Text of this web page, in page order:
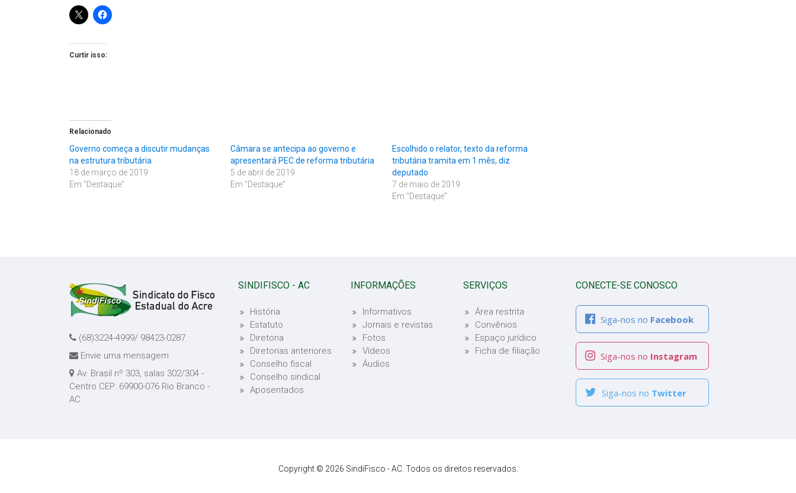
Curtir isso:
Relacionado
Governo começa a discutir mudanças
na estrutura tributária
18 de março de 2019
Em "Destaque"
Câmara se antecipa ao governo e
apresentará PEC de reforma tributária
5 de abril de 2019
Em "Destaque"
Escolhido o relator, texto da reforma
tributária tramita em 1 mês, diz
deputado
7 de maio de 2019
Em "Destaque"
(68)3224-4999/ 98423-0287
Envie uma mensagem
Av. Brasil nº 303, salas 302/304 -
Centro CEP: 69900-076 Rio Branco -
AC
SINDIFISCO - AC
História
Estatuto
Diretoria
Diretorias anteriores
Conselho fiscal
Conselho sindical
Aposentados
INFORMAÇÕES
Informativos
Jornais e revistas
Fotos
Vídeos
Áudios
SERVIÇOS
Área restrita
Convênios
Espaço jurídico
Ficha de filiação
CONECTE-SE CONOSCO
Siga-nos no Facebook
Siga-nos no Instagram
Siga-nos no Twitter
Copyright © 2026 SindiFisco - AC. Todos os direitos reservados.